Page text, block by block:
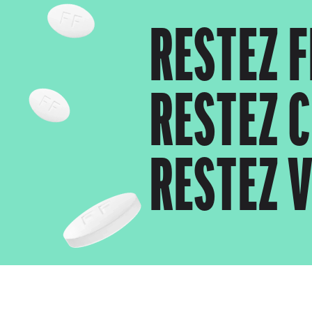
RESTEZ
RESTEZ
RESTEZ